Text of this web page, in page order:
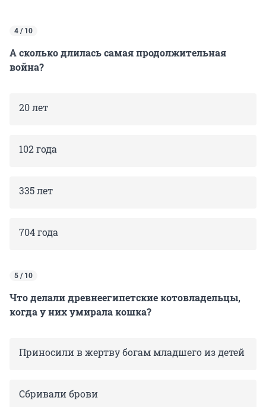
4 / 10
А сколько длилась самая продолжительная
война?
20 лет
102 года
335 лет
704 года
5 / 10
Что делали древнеегипетские котовладельцы,
когда у них умирала кошка?
Приносили в жертву богам младшего из детей
Сбривали брови